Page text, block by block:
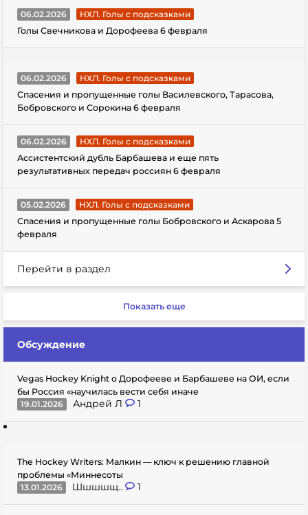
06.02.2026
НХЛ. Голы с подсказками
Голы Свечникова и Дорофеева 6 февраля
06.02.2026
НХЛ. Голы с подсказками
Спасения и пропущенные голы Василевского, Тарасова,
Бобровского и Сорокина 6 февраля
06.02.2026
НХЛ. Голы с подсказками
Ассистентский дубль Барбашева и еще пять
результативных передач россиян 6 февраля
05.02.2026
НХЛ. Голы с подсказками
Спасения и пропущенные голы Бобровского и Аскарова 5
февраля
Перейти в раздел
Показать еще
Обсуждение
Vegas Hockey Knight о Дорофееве и Барбашеве на ОИ, если
бы Россия «научилась вести себя иначе
19.01.2026
Андрей Л 1
The Hockey Writers: Малкин — ключ к решению главной
проблемы «Миннесоты
13.01.2026
Шшшшщ.. 1